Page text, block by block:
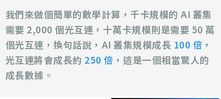
我們來做個簡單的數學計算，千卡規模的 AI 叢集
需要 2,000 個光互連，十萬卡規模則是需要 50 萬
個光互連，換句話說，AI 叢集規模成長 100 倍 ，
光互連將會成長約 250 倍 ，這是一個相當驚人的
成長數據。